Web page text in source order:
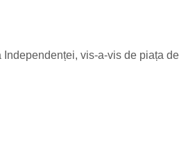
vis-a-vis de piața